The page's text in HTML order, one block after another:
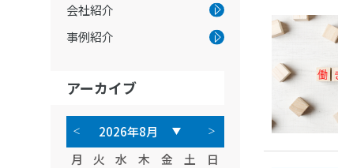
会社紹介
事例紹介
アーカイブ
月 火 水 木 金 土
日